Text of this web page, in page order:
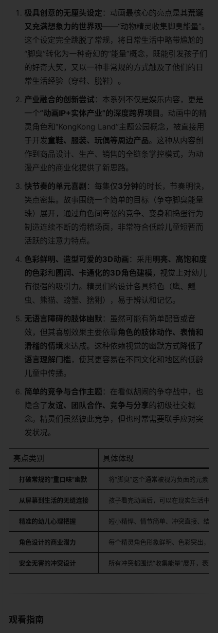
极具创意的无厘头设定 ：动画最核心的亮点是其荒诞
又充满想象力的世界观——“动物精灵收集脚臭能量”。
这个设定完全跳脱了常规，将日常生活中略带尴尬的
“脚臭”转化为一种奇幻的“能量”概念，既能引发孩子们
的好奇大笑，又以一种非常规的方式触及了他们的日
常生活经验（穿鞋、脱鞋）。
产业融合的创新尝试 ：本系列不仅是娱乐内容，更是
一个“动画IP+实体产业”的深度跨界项目。动画中的精
灵角色和“KongKong Land”主题公园概念，被直接用
于开发童鞋、服装、玩偶等周边产品。这种从内容创
作到商品设计、生产、销售的全链条掌控模式，为动
漫产业的商业化提供了新思路。
快节奏的单元喜剧 ：每集仅3分钟的时长，节奏明快，
笑点密集。故事围绕一个简单的目标（争夺脚臭能量
珠）展开，通过角色间夸张的竞争、变身和捣蛋行为
制造连续不断的滑稽场面，非常符合低龄儿童短暂而
活跃的注意力特点。
色彩鲜明、造型可爱的3D动画 ：采用明亮、高饱和度
的色彩和 圆润、卡通化的3D角色建模 ，视觉上对幼儿
有很强的吸引力。精灵们的设计各具特色（鹰、瓢
虫、熊猫、螃蟹、猞猁），易于辨认和记忆。
无语言障碍的肢体幽默 ：虽然可能有简单配音或音
效，但其喜剧效果主要依靠角色的肢体动作、表情和
滑稽的情境来达成。这种依赖视觉的幽默方式降低了
语言理解门槛 ，使其更容易在不同文化和地区的低龄
儿童中传播。
简单的竞争与合作主题 ：在看似胡闹的争夺战中，也
隐含了友谊、团队合作、竞争与分享的初级社交概
念。精灵们虽然彼此竞争，但也时常需要联手应对突
发状况。
亮点类别 具体体现
打破常规的“重口味”幽默 将“脚臭”这个通常被视为负面的元素
从屏幕到生活的无缝连接 孩子看完动画后，可以在现实生活中
精准的幼儿心理把握 短小精悍、情节简单、冲突直接、结
角色设计的商业潜力 每个精灵角色形象鲜明、色彩突出，
安全无害的冲突设计 所有冲突都围绕“收集能量”展开，表
观看指南